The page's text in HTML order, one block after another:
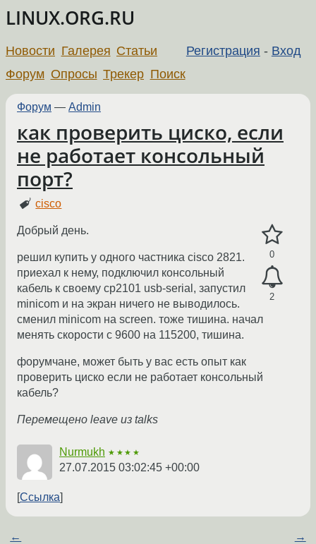
LINUX.ORG.RU
Регистрация - Вход
Новости Галерея Статьи
Форум Опросы Трекер Поиск
Форум — Admin
как проверить циско, если
не работает консольный
порт?
cisco
0
2
Добрый день.
решил купить у одного частника cisco 2821.
приехал к нему, подключил консольный
кабель к своему cp2101 usb-serial, запустил
minicom и на экран ничего не выводилось.
сменил minicom на screen. тоже тишина. начал
менять скорости с 9600 на 115200, тишина.
форумчане, может быть у вас есть опыт как
проверить циско если не работает консольный
кабель?
Перемещено leave из talks
Nurmukh ★★★★
27.07.2015 03:02:45 +00:00
Ссылка
← →